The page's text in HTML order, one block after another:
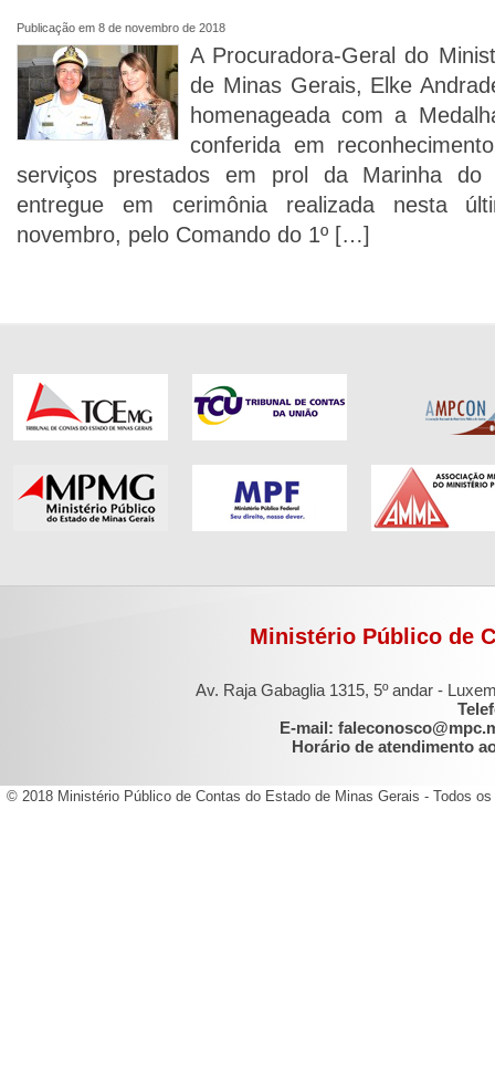
Publicação em 8 de novembro de 2018
A Procuradora-Geral do
de Minas Gerais, Elke
homenageada com a
conferida em
serviços prestados em prol da Marinha
entregue em cerimônia realizada nesta
novembro, pelo Comando do 1º […]
Ministério Público de
Av. Raja Gabaglia 1315, 5º andar -
E-mail:
Horário de atendimento
© 2018 Ministério Público de Contas do Estado de Minas Gerais - Todos